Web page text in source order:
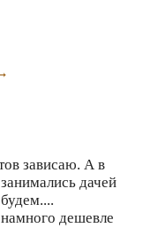
зависаю. А в
дачей
дешевле